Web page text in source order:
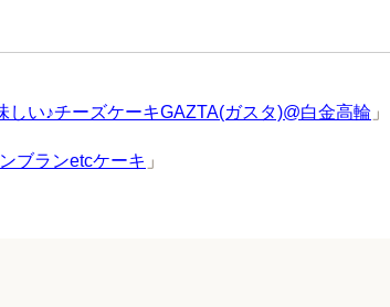
しい♪チーズケーキGAZTA(ガスタ)@白金高輪 」
ブランetcケーキ 」